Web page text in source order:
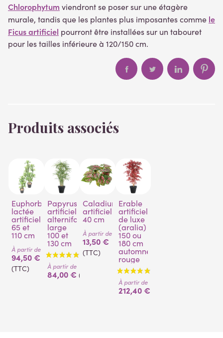
Chlorophytum viendront se poser sur une étagère
murale, tandis que les plantes plus imposantes comme le
Ficus artificiel pourront être installées sur un tabouret
pour les tailles inférieure à 120/150 cm.
Produits associés
Euphorbe
lactée
artificielle
65 et
110 cm
À partir de
94,50 €
(TTC)
Papyrus
artificiel
alternifolius
large
100 et
130 cm
À partir de
84,00 € (TTC)
Caladium
artificiel
40 cm
À partir de
13,50 €
(TTC)
Erable
artificiel
de luxe
(aralia)
150 ou
180 cm
automne
rouge
À partir de
212,40 €